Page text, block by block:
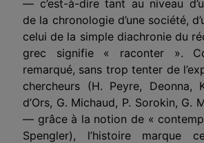
— c’est-à-dire tant au niveau
de la chronologie d’une société,
celui de la simple diachronie du
grec signifie « raconter ».
remarqué, sans trop tenter de
chercheurs (H. Peyre, Deonna,
d’Ors, G. Michaud, P. Sorokin, G.
— grâce à la notion de «
Spengler), l’histoire marque